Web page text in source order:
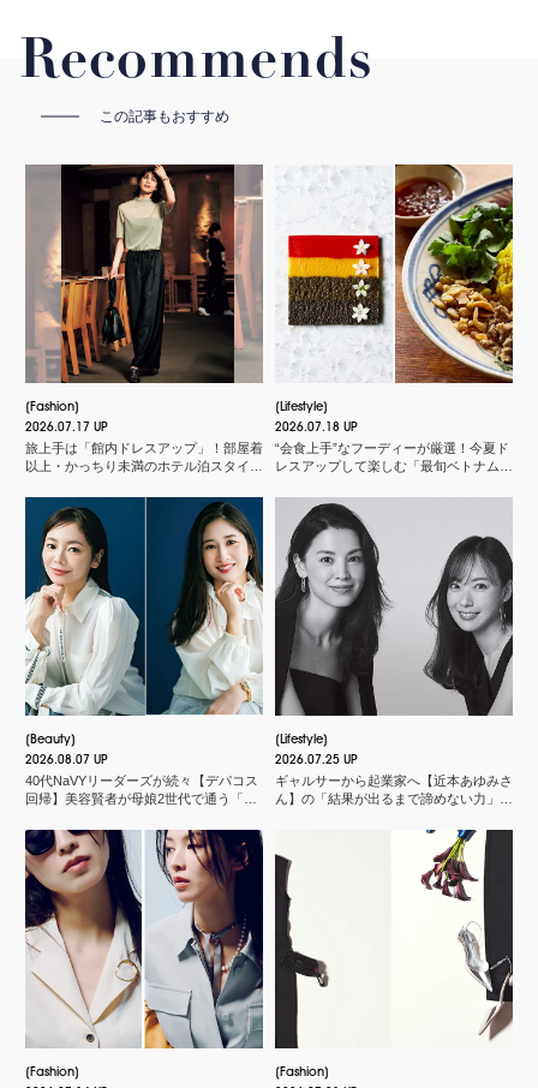
Recommends
この記事もおすすめ
Fashion
2026.07.17 UP
旅上手は「館内ドレスアップ」！部屋着
以上・かっちり未満のホテル泊スタイル
Lifestyle
2026.07.18 UP
“会食上手”なフーディーが厳選！今夏ド
レスアップして楽しむ「最旬ベトナム料
Beauty
2026.08.07 UP
40代NaVYリーダーズが続々【デパコス
回帰】美容賢者が母娘2世代で通う「化
Lifestyle
2026.07.25 UP
ギャルサーから起業家へ【近本あゆみさ
ん】の「結果が出るまで諦めない力」と
Fashion
Fashion